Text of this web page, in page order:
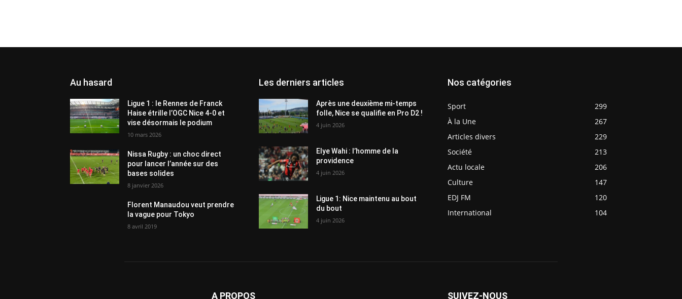
Au hasard
Ligue 1 : le Rennes de Franck
Haise étrille l’OGC Nice 4-0 et
vise désormais le podium
10 mars 2026
Nissa Rugby : un choc direct
pour lancer l’année sur des
bases solides
8 janvier 2026
Florent Manaudou veut prendre
la vague pour Tokyo
8 avril 2019
Les derniers articles
Après une deuxième mi-temps
folle, Nice se qualifie en Pro D2 !
4 juin 2026
Elye Wahi : l’homme de la
providence
4 juin 2026
Ligue 1: Nice maintenu au bout
du bout
4 juin 2026
Nos catégories
Sport
299
À la Une
267
Articles divers
229
Société
213
Actu locale
206
Culture
147
EDJ FM
120
International
104
A PROPOS SUIVEZ-NOUS